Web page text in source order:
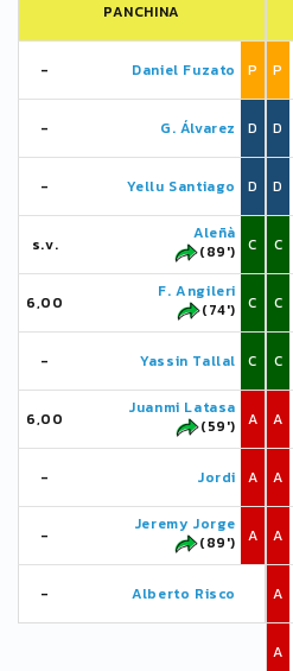
PANCHINA
- Daniel Fuzato P
- G. Álvarez D
- Yellu Santiago D
s.v.
Aleñà
(89')
C
6,00
F. Angileri
(74')
C
- Yassin Tallal C
6,00
Juanmi Latasa
(59')
A
- Jordi A
-
Jeremy Jorge
(89')
A
- Alberto Risco
P
D
D
C
C
C
A
A
A
A
A